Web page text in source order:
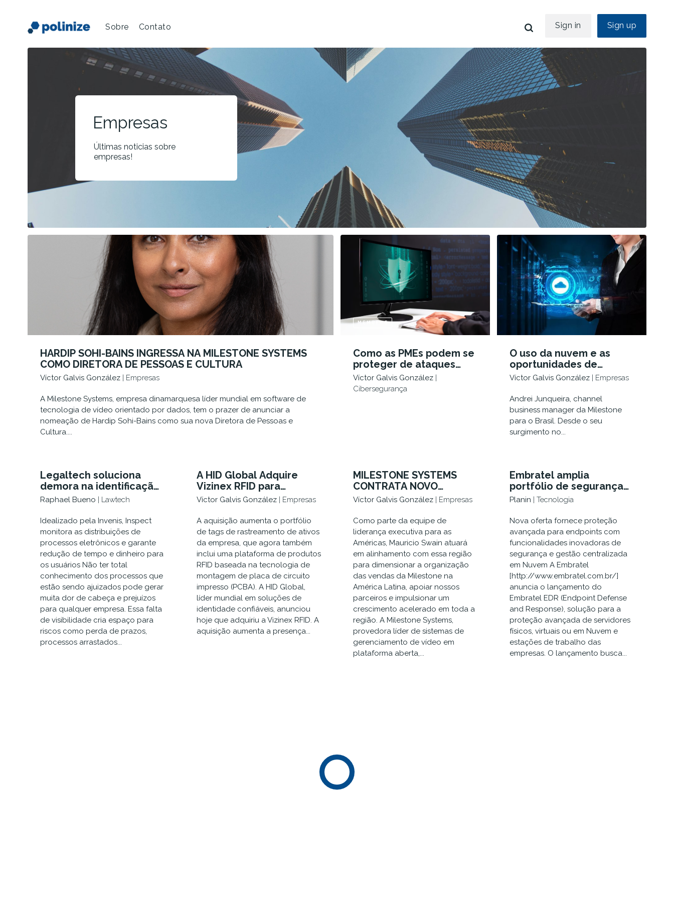
Sobre Contato Sign in Sign up
Empresas
Últimas noticias sobre
empresas!
HARDIP SOHI-BAINS INGRESSA NA MILESTONE SYSTEMS
COMO DIRETORA DE PESSOAS E CULTURA
Víctor Galvis González | Empresas
A Milestone Systems, empresa dinamarquesa líder mundial em software de
tecnologia de vídeo orientado por dados, tem o prazer de anunciar a
nomeação de Hardip Sohi-Bains como sua nova Diretora de Pessoas e
Cultura....
MEMBERS
Como as PMEs podem se
proteger de ataques
cibernéticos com
autenticação multifator?
Víctor Galvis González |
Cibersegurança
O uso da nuvem e as
oportunidades de
economias e
organizações em seus
sistemas de
videovigilância
Víctor Galvis González | Empresas
Andrei Junqueira, channel
business manager da Milestone
para o Brasil. Desde o seu
surgimento no...
Legaltech soluciona
demora na identificação
de processos com
monitoramento
Raphael Bueno | Lawtech
Idealizado pela Invenis, Inspect
monitora as distribuições de
processos eletrônicos e garante
redução de tempo e dinheiro para
os usuários Não ter total
conhecimento dos processos que
estão sendo ajuizados pode gerar
muita dor de cabeça e prejuízos
para qualquer empresa. Essa falta
de visibilidade cria espaço para
riscos como perda de prazos,
processos arrastados...
A HID Global Adquire
Vizinex RFID para
Expandir Portfólio de
de Alto Desempenho
eletrônico
Víctor Galvis González | Empresas
A aquisição aumenta o portfólio
de tags de rastreamento de ativos
da empresa, que agora também
inclui uma plataforma de produtos
RFID baseada na tecnologia de
montagem de placa de circuito
impresso (PCBA). A HID Global,
líder mundial em soluções de
identidade confiáveis, anunciou
hoje que adquiriu a Vizinex RFID. A
aquisição aumenta a presença...
MILESTONE SYSTEMS
CONTRATA NOVO
DIRETOR DE VENDAS
Víctor Galvis González | Empresas
Como parte da equipe de
liderança executiva para as
Américas, Mauricio Swain atuará
em alinhamento com essa região
para dimensionar a organização
das vendas da Milestone na
América Latina, apoiar nossos
parceiros e impulsionar um
crescimento acelerado em toda a
região. A Milestone Systems,
provedora líder de sistemas de
gerenciamento de vídeo em
plataforma aberta,...
Embratel amplia
portfólio de segurança
com nova solução de
endpoints
Planin | Tecnologia
Nova oferta fornece proteção
avançada para endpoints com
funcionalidades inovadoras de
segurança e gestão centralizada
em Nuvem A Embratel
[http://www.embratel.com.br/]
anuncia o lançamento do
Embratel EDR (Endpoint Defense
and Response), solução para a
proteção avançada de servidores
físicos, virtuais ou em Nuvem e
estações de trabalho das
empresas. O lançamento busca...